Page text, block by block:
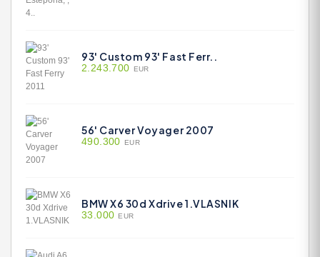
93' Custom 93' Fast Ferr..
2.243.700 EUR
56' Carver Voyager 2007
490.300 EUR
BMW X6 30d Xdrive 1.VLASNIK
33.000 EUR